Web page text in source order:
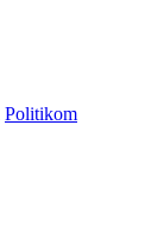
Politikom